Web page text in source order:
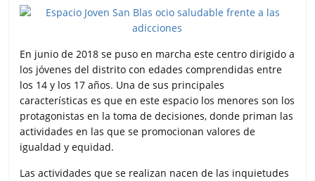
En junio de 2018 se puso en marcha este centro dirigido a
los jóvenes del distrito con edades comprendidas entre
los 14 y los 17 años. Una de sus principales
características es que en este espacio los menores son los
protagonistas en la toma de decisiones, donde priman las
actividades en las que se promocionan valores de
igualdad y equidad.
Las actividades que se realizan nacen de las inquietudes